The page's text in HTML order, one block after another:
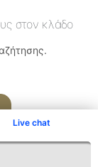
Live chat
στον κλάδο